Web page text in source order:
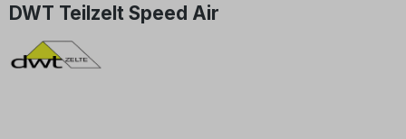
DWT Teilzelt Speed Air